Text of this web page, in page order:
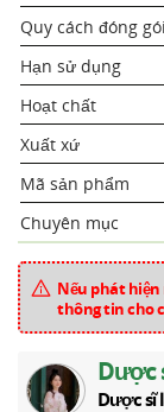
Quy cách đóng gói
Hạn sử dụng
Hoạt chất
Xuất xứ
Mã sản phẩm
Chuyên mục
Nếu phát
thông tin cho
Dược
Dược sĩ